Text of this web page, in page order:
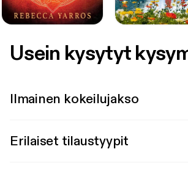
Usein kysytyt
Ilmainen kokeilujakso
Erilaiset tilaustyypit